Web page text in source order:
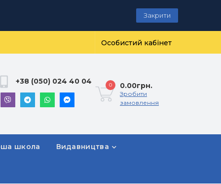
Закрити
Особистий кабінет
+38 (050) 024 40 04 0 0.00грн.
Зробити
замовлення
школа Видавництва